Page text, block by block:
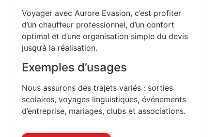
Voyager avec Aurore Evasion, c’est profiter
d’un chauffeur professionnel, d’un confort
optimal et d’une organisation simple du devis
jusqu’à la réalisation.
Exemples d’usages
Nous assurons des trajets variés : sorties
scolaires, voyages linguistiques, événements
d’entreprise, mariages, clubs et associations.